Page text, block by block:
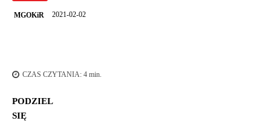
MGOKiR 2021-02-02
CZAS CZYTANIA: 4 min.
PODZIEL
SIĘ